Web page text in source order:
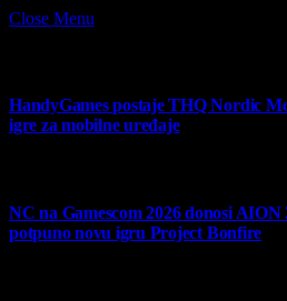
Close Menu
HandyGames postaje THQ Nordic
igre za mobilne uređaje
NC na Gamescom 2026 donosi
potpuno novu igru Project Bonfire